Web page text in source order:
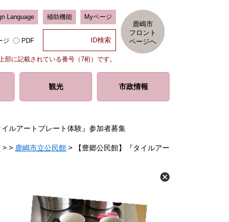
Language 補助機能 Myページ
ジ PDF
に記載されている番号（7桁）です。
鹿嶋市
フロント
ページへ
観光 市政情報
イルアートプレート体験』参加者募集
> > 鹿嶋市立公民館 >
【豊郷公民館】『タイルアー